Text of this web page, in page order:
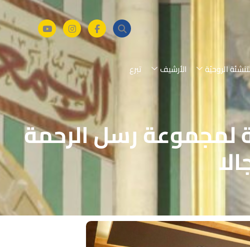
الروحيّة الأرشيف تبرع
لمجموعة رسل الرحمة